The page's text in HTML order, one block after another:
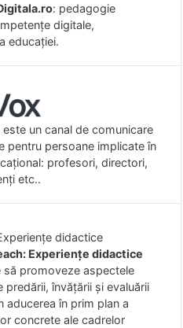
: pedagogie
digitale,
educației.
este un canal de comunicare
pentru persoane implicate în
profesori, directori,
etc..
Experienţe didactice
să promoveze aspectele
predării, învăţării şi evaluării
aducerea în prim plan a
concrete ale cadrelor